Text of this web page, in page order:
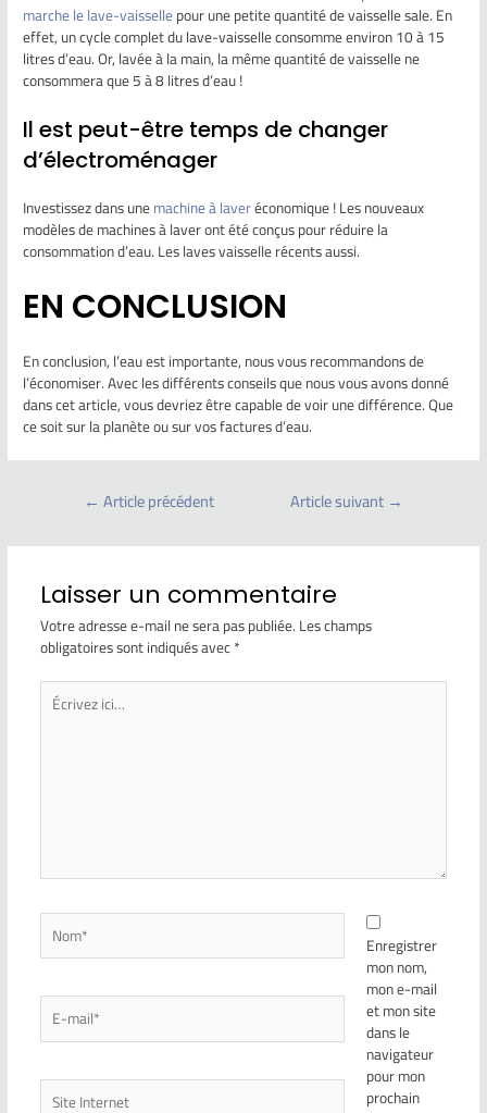
marche le lave-vaissellepour une petite quantité de vaisselle sale. En
effet, un cycle complet du lave-vaisselle consomme environ 10 à 15
litres d’eau. Or, lavée à la main, la même quantité de vaisselle ne
consommera que 5 à 8 litres d’eau !
Il est peut-être temps de changer
d’électroménager
Investissez dans unemachine à laveréconomique ! Les nouveaux
modèles de machines à laver ont été conçus pour réduire la
consommation d’eau. Les laves vaisselle récents aussi.
EN CONCLUSION
En conclusion, l’eau est importante, nous vous recommandons de
l’économiser. Avec les différents conseils que nous vous avons donné
dans cet article, vous devriez être capable de voir une différence. Que
ce soit sur la planète ou sur vos factures d’eau.
← Article précédent Article suivant →
Laisser un commentaire
Votre adresse e-mail ne sera pas publiée.Les champs
obligatoires sont indiqués avec*
Enregistrer
mon nom,
mon e-mail
et mon site
dans le
navigateur
pour mon
prochain